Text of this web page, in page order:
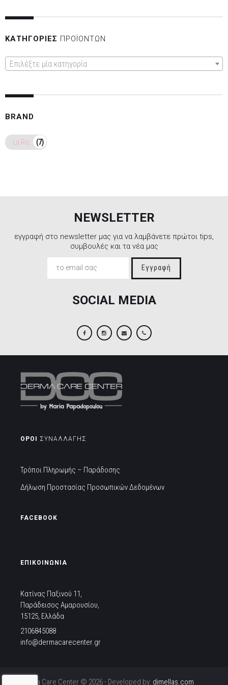
ΚΑΤΗΓΟΡΊΕΣ ΠΡΟΪΌΝΤΩΝ
Επιλέξτε μία κατηγορία
BRAND
La Ric (7)
NEWSLETTER
εγγραφή στο newsletter μας για να λαμβάνετε πρώτοι tips,
συμβουλές και τα νέα μας
Εγγραφή
SOCIAL MEDIA
ΟΡΟΙ ΣΥΝΑΛΛΑΓΗΣ
Τρόποι Πληρωμής – Παράδοσης
Δήλωση Προστασίας Προσωπικών Δεδομένων
FACEBOOK
ΕΠΙΚΟΙΝΩΝΙΑ
Κατίνας Παξινού 11,
Παράδεισος Αμαρουσίου,
15125, Ελλάδα
2106845088
info@dermacarecenter.gr
Derma Care Center © 2026 ∙ Developed by: dimellas.com